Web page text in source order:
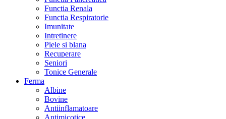
Functia Renala
Functia Respiratorie
Imunitate
Intretinere
Piele si blana
Recuperare
Seniori
Tonice Generale
Ferma
Albine
Bovine
Antiinflamatoare
Antimicotice